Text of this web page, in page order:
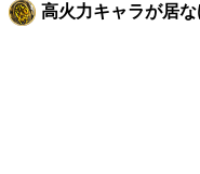
高火力キャラが居